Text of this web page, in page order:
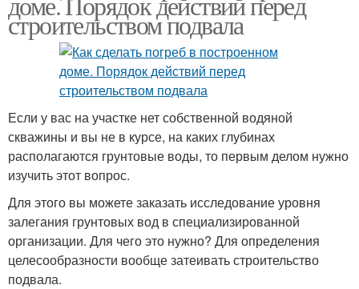
строительством подвала
Если у вас на участке нет собственной водяной
скважины и вы не в курсе, на каких глубинах
располагаются грунтовые воды, то первым делом нужно
изучить этот вопрос.
Для этого вы можете заказать исследование уровня
залегания грунтовых вод в специализированной
организации. Для чего это нужно? Для определения
целесообразности вообще затеивать строительство
подвала.